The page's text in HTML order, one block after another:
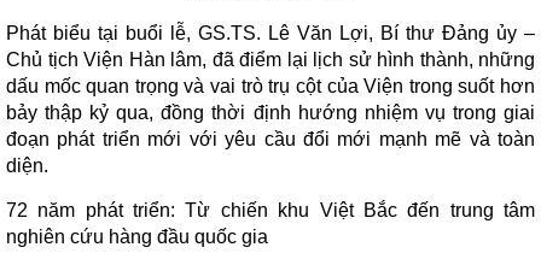
Phát biểu tại buổi lễ, GS.TS. Lê Văn Lợi, Bí thư Đảng ủy –
Chủ tịch Viện Hàn lâm, đã điểm lại lịch sử hình thành, những
dấu mốc quan trọng và vai trò trụ cột của Viện trong suốt hơn
bảy thập kỷ qua, đồng thời định hướng nhiệm vụ trong giai
đoạn phát triển mới với yêu cầu đổi mới mạnh mẽ và toàn
diện.
72 năm phát triển: Từ chiến khu Việt Bắc đến trung tâm
nghiên cứu hàng đầu quốc gia